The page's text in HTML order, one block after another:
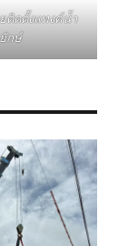
ติดตั้งแทงค์น้ำ
ยักษ์